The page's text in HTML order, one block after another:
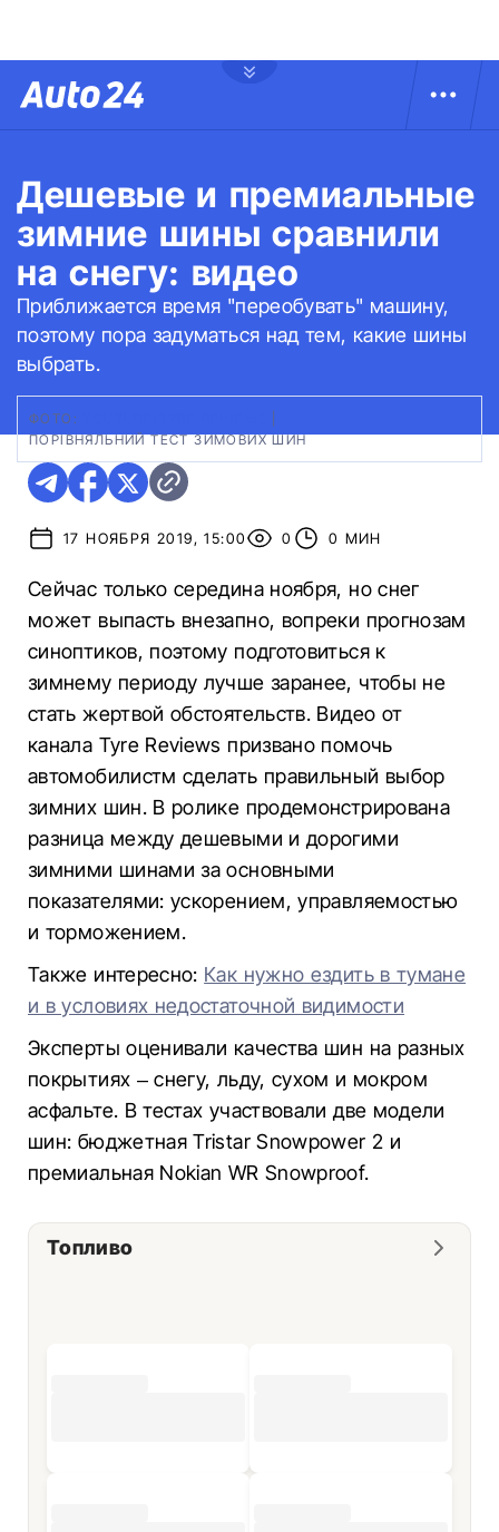
Дешевые и премиальные
зимние шины сравнили
на снегу: видео
Приближается время "переобувать" машину,
поэтому пора задуматься над тем, какие шины
выбрать.
ФОТО:
ПОРІВНЯЛЬНИЙ ТЕСТ ЗИМОВИХ ШИН
17 НОЯБРЯ 2019, 15:00 0 0 МИН
Сейчас только середина ноября, но снег
может выпасть внезапно, вопреки прогнозам
синоптиков, поэтому подготовиться к
зимнему периоду лучше заранее, чтобы не
стать жертвой обстоятельств. Видео от
канала Tyre Reviews призвано помочь
автомобилистм сделать правильный выбор
зимних шин. В ролике продемонстрирована
разница между дешевыми и дорогими
зимними шинами за основными
показателями: ускорением, управляемостью
и торможением.
Также интересно: Как нужно ездить в тумане
и в условиях недостаточной видимости
Эксперты оценивали качества шин на разных
покрытиях – снегу, льду, сухом и мокром
асфальте. В тестах участвовали две модели
шин: бюджетная Tristar Snowpower 2 и
премиальная Nokian WR Snowproof.
Топливо